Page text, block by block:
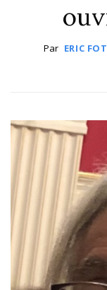
Par ERIC